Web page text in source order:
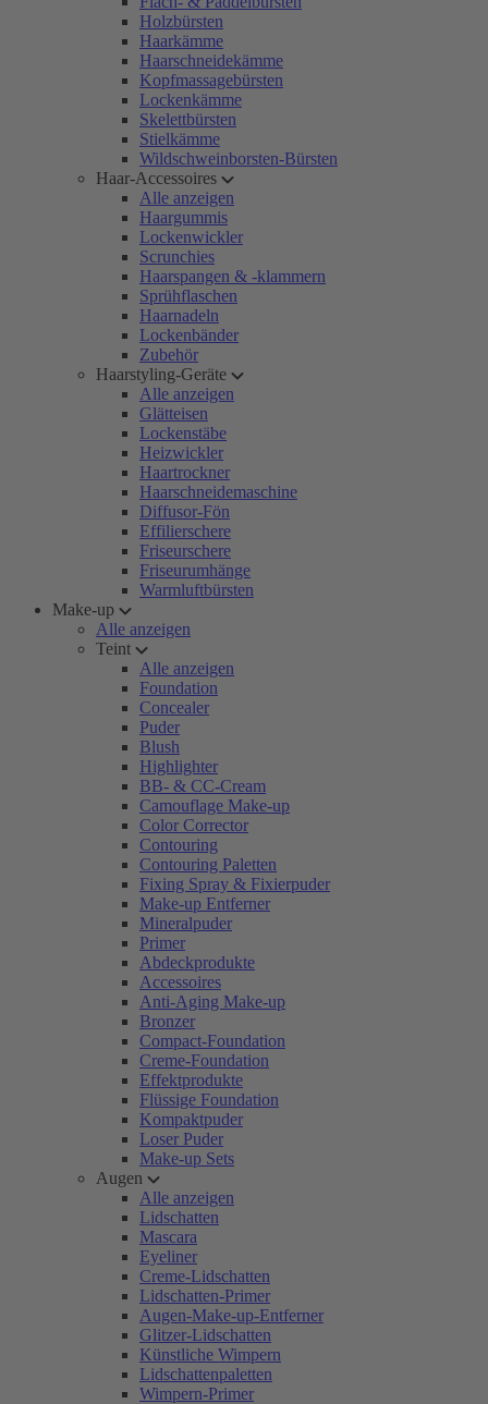
Holzbürsten
Haarkämme
Haarschneidekämme
Kopfmassagebürsten
Lockenkämme
Skelettbürsten
Stielkämme
Wildschweinborsten-Bürsten
Haar-Accessoires
Alle anzeigen
Haargummis
Lockenwickler
Scrunchies
Haarspangen & -klammern
Sprühflaschen
Haarnadeln
Lockenbänder
Zubehör
Haarstyling-Geräte
Alle anzeigen
Glätteisen
Lockenstäbe
Heizwickler
Haartrockner
Haarschneidemaschine
Diffusor-Fön
Effilierschere
Friseurschere
Friseurumhänge
Warmluftbürsten
Make-up
Alle anzeigen
Teint
Alle anzeigen
Foundation
Concealer
Puder
Blush
Highlighter
BB- & CC-Cream
Camouflage Make-up
Color Corrector
Contouring
Contouring Paletten
Fixing Spray & Fixierpuder
Make-up Entferner
Mineralpuder
Primer
Abdeckprodukte
Accessoires
Anti-Aging Make-up
Bronzer
Compact-Foundation
Creme-Foundation
Effektprodukte
Flüssige Foundation
Kompaktpuder
Loser Puder
Make-up Sets
Augen
Alle anzeigen
Lidschatten
Mascara
Eyeliner
Creme-Lidschatten
Lidschatten-Primer
Augen-Make-up-Entferner
Glitzer-Lidschatten
Künstliche Wimpern
Lidschattenpaletten
Wimpern-Primer